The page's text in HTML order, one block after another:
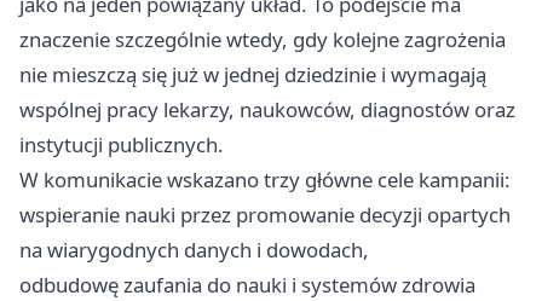
znaczenie szczególnie wtedy, gdy kolejne zagrożenia
nie mieszczą się już w jednej dziedzinie i wymagają
wspólnej pracy lekarzy, naukowców, diagnostów oraz
instytucji publicznych.
W komunikacie wskazano trzy główne cele kampanii:
wspieranie nauki przez promowanie decyzji opartych
na wiarygodnych danych i dowodach,
odbudowę zaufania do nauki i systemów zdrowia